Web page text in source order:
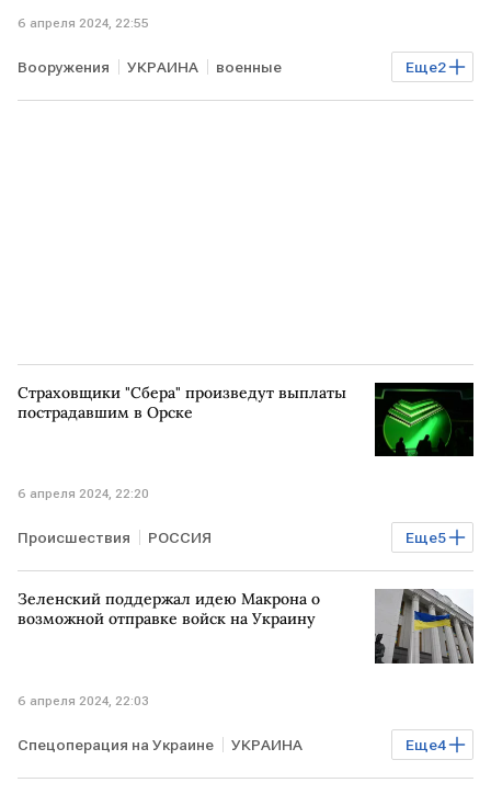
6 апреля 2024, 22:55
Еще2
Вооружения УКРАИНА военные
реестр военнообязанных
Страховщики "Сбера" произведут выплаты
пострадавшим в Орске
6 апреля 2024, 22:20
Еще5
Происшествия РОССИЯ
СберСтрахование жизни
страховые выплаты Оренбург
Зеленский поддержал идею Макрона о
возможной отправке войск на Украину
6 апреля 2024, 22:03
Еще4
Спецоперация на Украине УКРАИНА
Владимир Зеленский Эммануэль Макрон